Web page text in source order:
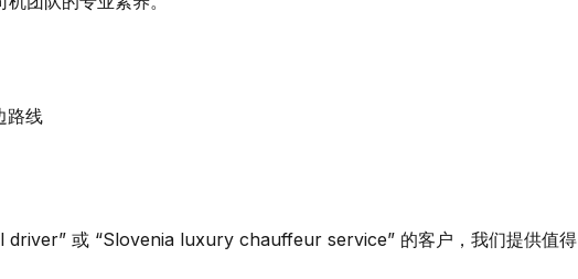
路线
或 “Slovenia luxury chauffeur service” 的客户，我们提供值得